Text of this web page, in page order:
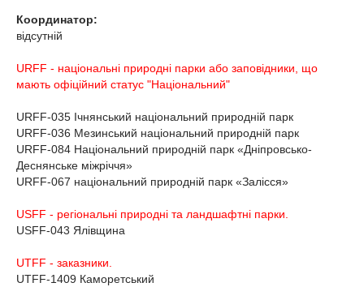
Координатор:
відсутній
URFF - національні природні парки або заповідники, що
мають офіційний статус "Національний"
URFF-035 Ічнянський національний природній парк
URFF-036 Мезинський національний природній парк
URFF-084 Національний природній парк «Дніпровсько-
Деснянське міжріччя»
URFF-067 національний природній парк «Залісся»
USFF - регіональні природні та ландшафтні парки.
USFF-043 Ялівщина
UTFF - заказники.
UTFF-1409 Каморетський